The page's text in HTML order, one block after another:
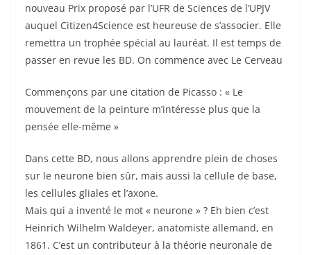
nouveau Prix proposé par l’UFR de Sciences de l’UPJV
auquel Citizen4Science est heureuse de s’associer. Elle
remettra un trophée spécial au lauréat. Il est temps de
passer en revue les BD. On commence avec Le Cerveau
Commençons par une citation de Picasso : « Le
mouvement de la peinture m’intéresse plus que la
pensée elle-même »
Dans cette BD, nous allons apprendre plein de choses
sur le neurone bien sûr, mais aussi la cellule de base,
les cellules gliales et l’axone.
Mais qui a inventé le mot « neurone » ? Eh bien c’est
Heinrich Wilhelm Waldeyer, anatomiste allemand, en
1861. C’est un contributeur à la théorie neuronale de